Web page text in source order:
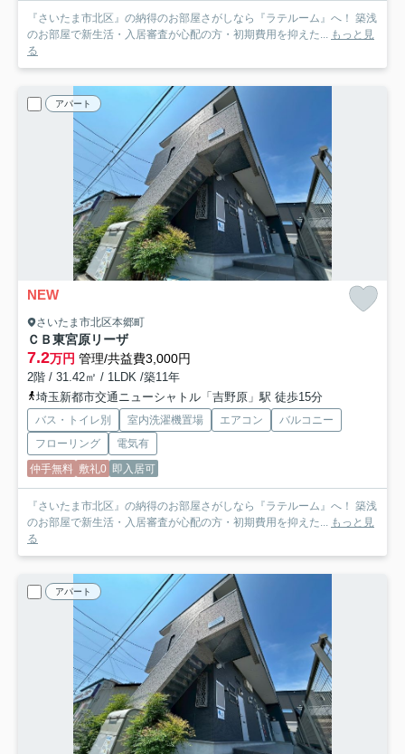
『さいたま市北区』の納得のお部屋さがしなら『ラテルーム』へ！ 築浅
のお部屋で新生活・入居審査が心配の方・初期費用を抑えた... もっと見
る
アパート
NEW
さいたま市北区本郷町
ＣＢ東宮原リーザ
7.2万円 管理/共益費3,000円
2階 / 31.42㎡ / 1LDK /築11年
埼玉新都市交通ニューシャトル「吉野原」駅 徒歩15分
バス・トイレ別 室内洗濯機置場 エアコン
バルコニー
フローリング
電気有
仲手無料 敷礼0 即入居可
『さいたま市北区』の納得のお部屋さがしなら『ラテルーム』へ！ 築浅
のお部屋で新生活・入居審査が心配の方・初期費用を抑えた... もっと見
る
アパート